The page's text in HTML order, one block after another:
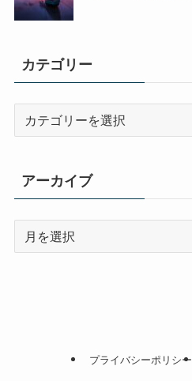
カテゴリー
ー
アーカイブ
プライバシーポリシー